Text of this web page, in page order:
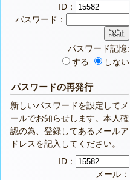
ID：
パスワード：
パスワード記憶:
する
しない
パスワードの再発行
新しいパスワードを設定してメ
ールでお知らせします。本人確
認の為、登録してあるメールア
ドレスを記入してください。
ID：
メール：